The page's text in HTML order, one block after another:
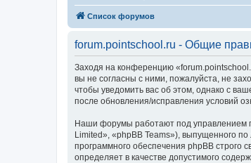
Список форумов
forum.pointschool.ru - Общие
Заходя на конференцию
вы не согласны с ними, пожалуйста, не
чтобы уведомить вас об этом, однако с
после обновления/исправления условий
Наши форумы работают под управлением
Limited», «phpBB Teams»), выпущенного по
программного обеспечения phpBB строго
определяет в качестве допустимого